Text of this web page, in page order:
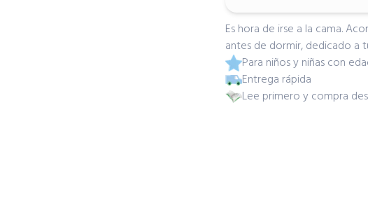
Es hora de irse a la cama.
antes de dormir, dedicado a
Para niños y niñas con
Entrega rápida
Lee primero y compra